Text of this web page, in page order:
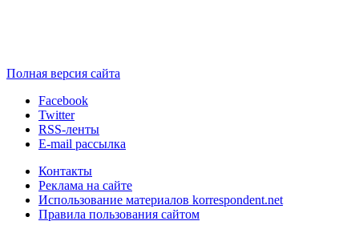
Полная версия сайта
Facebook
Twitter
RSS-ленты
E-mail рассылка
Контакты
Реклама на сайте
Использование материалов korrespondent.net
Правила пользования сайтом